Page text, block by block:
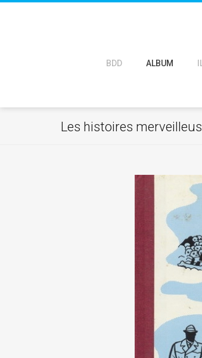
BDD ALBUM
Les histoires